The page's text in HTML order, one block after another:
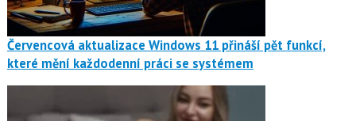
Červencová aktualizace Windows 11 přináší pět funkcí,
které mění každodenní práci se systémem